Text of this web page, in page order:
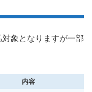
象となりますが一部
内容